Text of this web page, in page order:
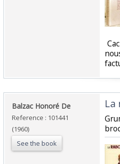
‎Balzac Honoré De‎
Reference : 101441
(1960)
See the book
‎La